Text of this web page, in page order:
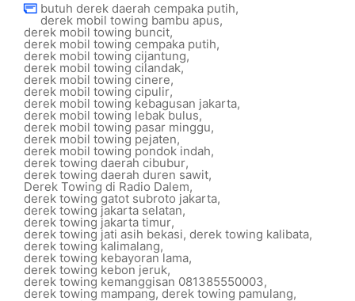
butuh derek daerah cempaka putih,
derek mobil towing bambu apus,
derek mobil towing buncit,
derek mobil towing cempaka putih,
derek mobil towing cijantung,
derek mobil towing cilandak,
derek mobil towing cinere,
derek mobil towing cipulir,
derek mobil towing kebagusan jakarta,
derek mobil towing lebak bulus,
derek mobil towing pasar minggu,
derek mobil towing pejaten,
derek mobil towing pondok indah,
derek towing daerah cibubur,
derek towing daerah duren sawit,
Derek Towing di Radio Dalem,
derek towing gatot subroto jakarta,
derek towing jakarta selatan,
derek towing jakarta timur,
derek towing jati asih bekasi, derek towing kalibata,
derek towing kalimalang,
derek towing kebayoran lama,
derek towing kebon jeruk,
derek towing kemanggisan 081385550003,
derek towing mampang, derek towing pamulang,